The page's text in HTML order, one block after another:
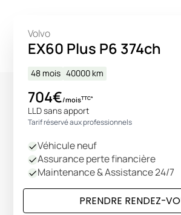
Volvo
EX60 Plus P6 374ch
48 mois 40000 km
704€/moisTTC*
LLD sans apport
Tarif réservé aux professionnels
Véhicule neuf
Assurance perte financière
Maintenance & Assistance 24/7
PRENDRE RENDEZ-